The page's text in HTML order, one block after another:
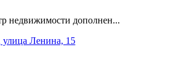
недвижимости дополнен...
улица Ленина, 15